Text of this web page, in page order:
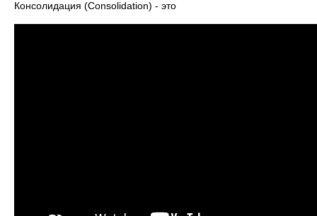
Консолидация (Consolidation) - это